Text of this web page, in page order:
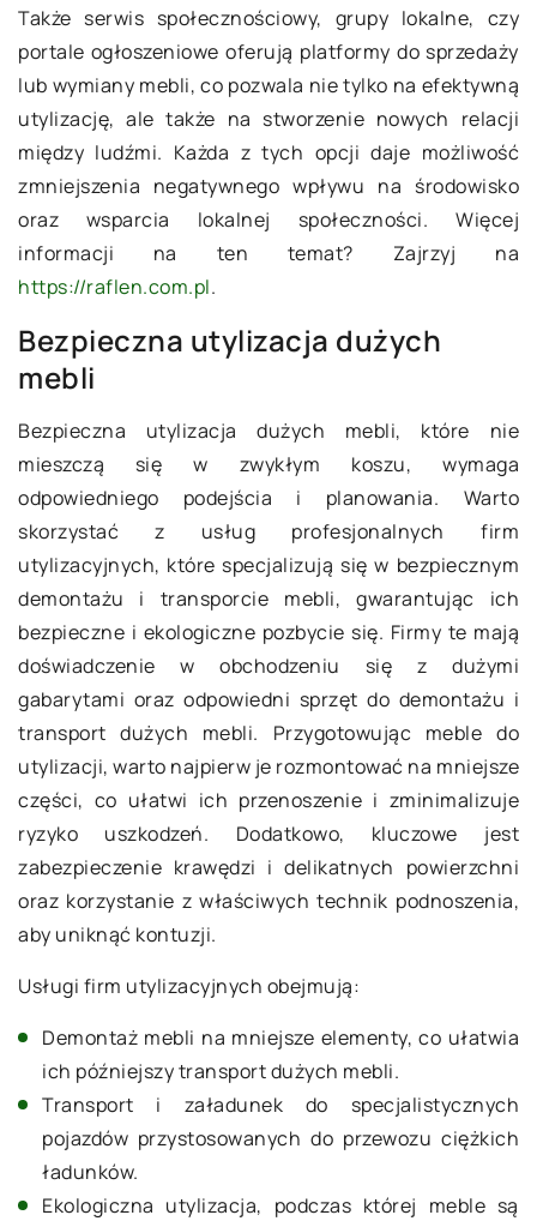
Także serwis społecznościowy, grupy lokalne, czy
portale ogłoszeniowe oferują platformy do sprzedaży
lub wymiany mebli, co pozwala nie tylko na efektywną
utylizację, ale także na stworzenie nowych relacji
między ludźmi. Każda z tych opcji daje możliwość
zmniejszenia negatywnego wpływu na środowisko
oraz wsparcia lokalnej społeczności. Więcej
informacji na ten temat? Zajrzyj na
https://raflen.com.pl.
Bezpieczna utylizacja dużych
mebli
Bezpieczna utylizacja dużych mebli, które nie
mieszczą się w zwykłym koszu, wymaga
odpowiedniego podejścia i planowania. Warto
skorzystać z usług profesjonalnych firm
utylizacyjnych, które specjalizują się w bezpiecznym
demontażu i transporcie mebli, gwarantując ich
bezpieczne i ekologiczne pozbycie się. Firmy te mają
doświadczenie w obchodzeniu się z dużymi
gabarytami oraz odpowiedni sprzęt do demontażu i
transport dużych mebli. Przygotowując meble do
utylizacji, warto najpierw je rozmontować na mniejsze
części, co ułatwi ich przenoszenie i zminimalizuje
ryzyko uszkodzeń. Dodatkowo, kluczowe jest
zabezpieczenie krawędzi i delikatnych powierzchni
oraz korzystanie z właściwych technik podnoszenia,
aby uniknąć kontuzji.
Usługi firm utylizacyjnych obejmują:
Demontaż mebli na mniejsze elementy, co ułatwia
ich późniejszy transport dużych mebli.
Transport i załadunek do specjalistycznych
pojazdów przystosowanych do przewozu ciężkich
ładunków.
Ekologiczna utylizacja, podczas której meble są